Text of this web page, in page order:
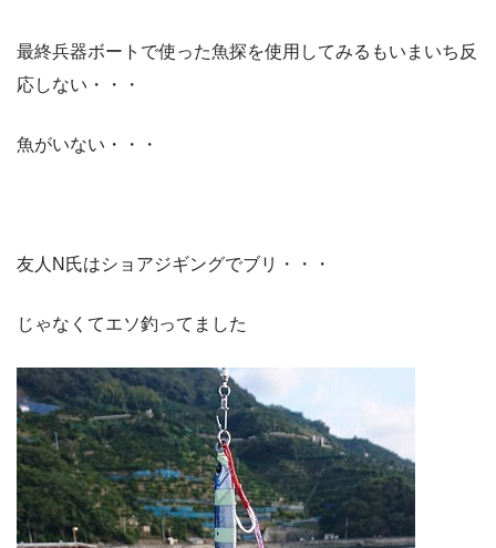
最終兵器ボートで使った魚探を使用してみるもいまいち反
応しない・・・
魚がいない・・・
友人N氏はショアジギングでブリ・・・
じゃなくてエソ釣ってました